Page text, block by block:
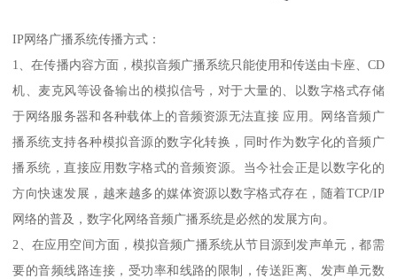
IP网络广播系统传播方式：
1、在传播内容方面，模拟音频广播系统只能使用和传送由卡座、CD
机、麦克风等设备输出的模拟信号，对于大量的、以数字格式存储
于网络服务器和各种载体上的音频资源无法直接 应用。网络音频广
播系统支持各种模拟音源的数字化转换，同时作为数字化的音频广
播系统，直接应用数字格式的音频资源。当今社会正是以数字化的
方向快速发展，越来越多的媒体资源以数字格式存在，随着TCP/IP
网络的普及，数字化网络音频广播系统是必然的发展方向。
2、在应用空间方面，模拟音频广播系统从节目源到发声单元，都需
要的音频线路连接，受功率和线路的限制，传送距离、发声单元数